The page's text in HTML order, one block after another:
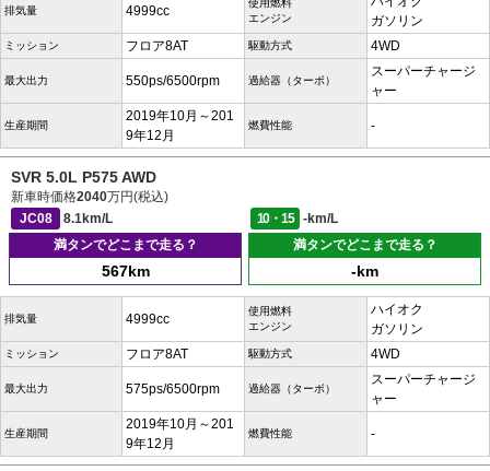
排気量 4999cc
使用燃料
エンジン
ガソリン
ミッション フロア8AT 駆動方式 4WD
最大出力 550ps/6500rpm 過給器（ターボ）
スーパーチャージ
ャー
生産期間
2019年10月～201
9年12月
燃費性能 -
SVR 5.0L P575 AWD
新車時価格2040万円(税込)
JC08
8.1km/L 10・15
-km/L
満タンでどこまで走る？
567km
満タンでどこまで走る？
-km
排気量 4999cc
使用燃料
エンジン
ハイオク
ガソリン
ミッション フロア8AT 駆動方式 4WD
最大出力 575ps/6500rpm 過給器（ターボ）
スーパーチャージ
ャー
生産期間
2019年10月～201
9年12月
燃費性能 -